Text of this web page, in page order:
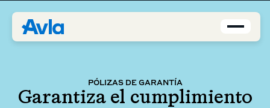
Brokers
PÓLIZAS DE GARANTÍA
Garantiza el cumplimiento